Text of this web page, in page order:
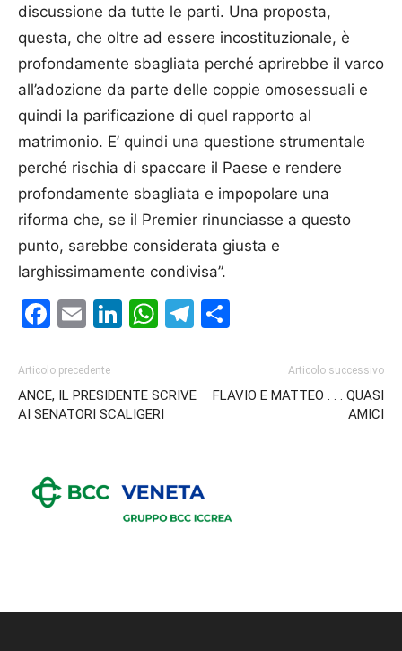
discussione da tutte le parti. Una proposta,
questa, che oltre ad essere incostituzionale, è
profondamente sbagliata perché aprirebbe il varco
all’adozione da parte delle coppie omosessuali e
quindi la parificazione di quel rapporto al
matrimonio. E’ quindi una questione strumentale
perché rischia di spaccare il Paese e rendere
profondamente sbagliata e impopolare una
riforma che, se il Premier rinunciasse a questo
punto, sarebbe considerata giusta e
larghissimamente condivisa”.
Facebook
EmailLinkedIn
WhatsApp
Telegram
Articolo precedente
ANCE, IL PRESIDENTE SCRIVE
AI SENATORI SCALIGERI
Articolo successivo
FLAVIO E MATTEO . . . QUASI
AMICI